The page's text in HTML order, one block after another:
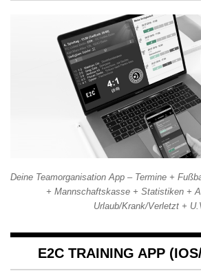
Deine Teamorganisation App – Termine +
+ Mannschaftskasse + Statistiken +
Urlaub/Krank/Verletzt +
E2C TRAINING APP